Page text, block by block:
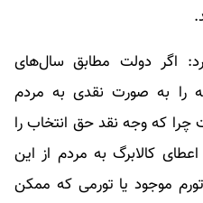
اگر دولت مطابق سال‌های
را به صورت نقدی به مردم
چرا که وجه نقد حق انتخاب را
کالابرگ به مردم از این
موجود یا تورمی که ممکن